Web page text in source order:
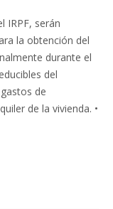
IRPF, serán
la obtención del
durante el
del
de
de la vivienda. •